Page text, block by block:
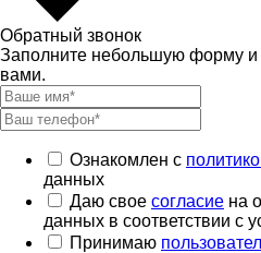
Обратный звонок
Заполните небольшую форму и
вами.
Ознакомлен с
данных
Даю свое согласие на
данных в соответствии с
Принимаю